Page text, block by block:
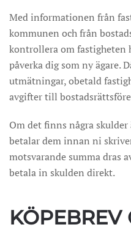
Med informationen från
kommunen och från
kontrollera om fastigheten
påverka dig som ny ägare.
utmätningar, obetald
avgifter till
Om det finns några
betalar dem innan ni
motsvarande summa dras
betala in skulden direkt.
KÖPEBREV